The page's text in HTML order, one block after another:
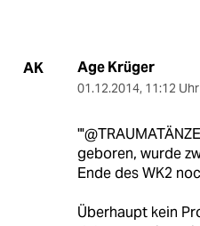
AK Age Krüger
01.12.2014, 11:12 Uhr
geboren, wurde
Ende des WK2
Überhaupt kein